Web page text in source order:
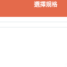
選擇規格